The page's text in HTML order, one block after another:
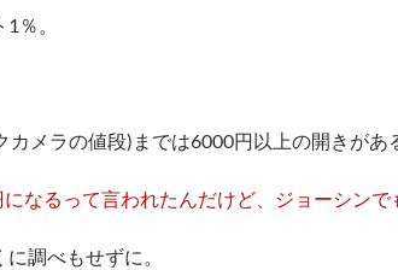
％。
カメラの値段)までは6000円以上の開きがあ
なるって言われたんだけど、ジョーシンで
調べもせずに。